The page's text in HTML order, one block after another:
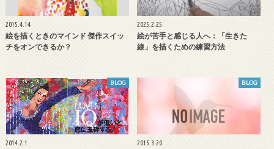
2015.4.14
絵を描くときのマインド 傑作スイッ
チをオンできるか？
2025.2.25
絵が苦手と感じる人へ：「生きた
線」を描くための練習方法
BLOG
2014.2.1
BLOG
2015.3.20